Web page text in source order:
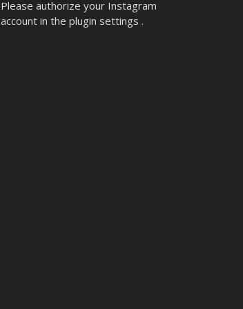
Please authorize your Instagram
account in the plugin settings .